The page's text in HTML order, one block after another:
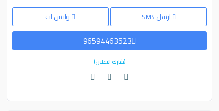
ارسل SMS واتس اب
96594463523
(شارك الاعلان)